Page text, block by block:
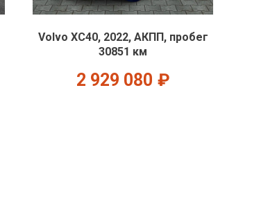
Volvo XC40, 2022, АКПП, пробег
30851 км
2 929 080 ₽